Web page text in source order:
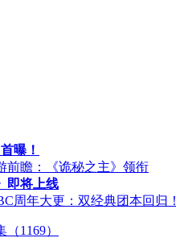
曝！
前瞻：《诡秘之主》领衔
即将上线
周年大更：双经典团本回归！